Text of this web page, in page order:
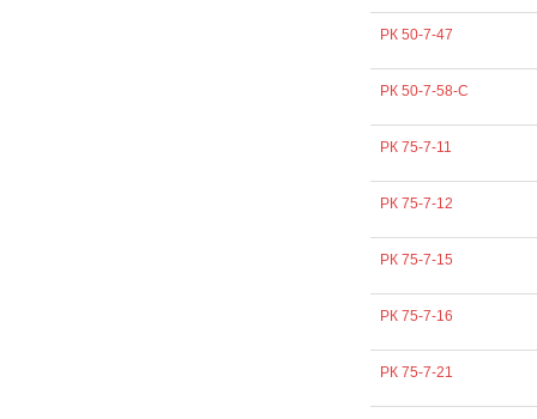
РК 50-7-47
РК 50-7-58-С
РК 75-7-11
РК 75-7-12
РК 75-7-15
РК 75-7-16
РК 75-7-21